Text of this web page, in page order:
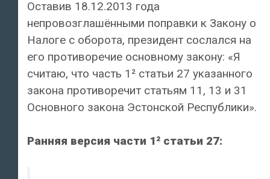
Оставив 18.12.2013 года
непровозглашёнными поправки к Закону о
Налоге с оборота, президент сослался на
его противоречие основному закону: «Я
считаю, что часть 1² статьи 27 указанного
закона противоречит статьям 11, 13 и 31
Основного закона Эстонской Республики».
Ранняя версия части 1² статьи 27: